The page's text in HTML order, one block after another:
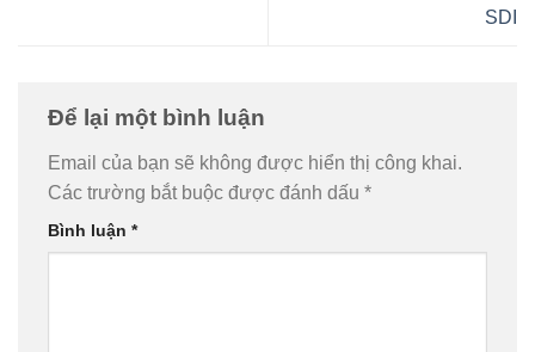
SDI
Để lại một bình luận
Email của bạn sẽ không được hiển thị công khai.
Các trường bắt buộc được đánh dấu *
Bình luận *